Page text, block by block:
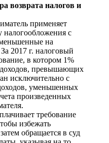
возврата налогов и
применяет
с
на
2017 г. налоговый
в котором 1%
доходов, превышающих
исключительно с
уменьшенных
произведенных
требование
избежать
обращается в суд